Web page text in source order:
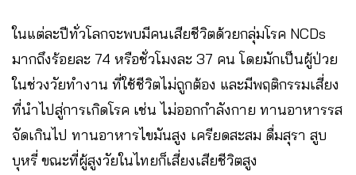
ในแต่ละปีทั่วโลกจะพบมีคนเสียชีวิตด้วยกลุ่มโรค NCDs
มากถึงร้อยละ 74 หรือชั่วโมงละ 37 คน โดยมักเป็นผู้ป่วย
ในช่วงวัยทำงาน ที่ใช้ชีวิตไม่ถูกต้อง และมีพฤติกรรมเสี่ยง
ที่นำไปสู่การเกิดโรค เช่น ไม่ออกกำลังกาย ทานอาหารรส
จัดเกินไป ทานอาหารไขมันสูง เครียดสะสม ดื่มสุรา สูบ
บุหรี่ ขณะที่ผู้สูงวัยในไทยก็เสี่ยงเสียชีวิตสูง